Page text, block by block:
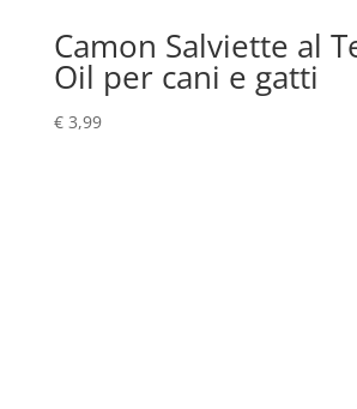
Camon Salviette al
Oil per cani e gatti
€3,99